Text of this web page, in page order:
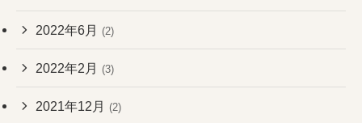
2022年6月 (2)
2022年2月 (3)
2021年12月 (2)